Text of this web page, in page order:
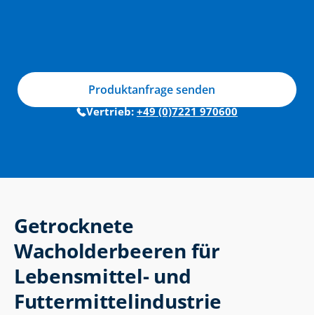
Vertrieb: +49 (0)7221 970600
Produktanfrage senden
Getrocknete
Wacholderbeeren für
Lebensmittel- und
Futtermittelindustrie